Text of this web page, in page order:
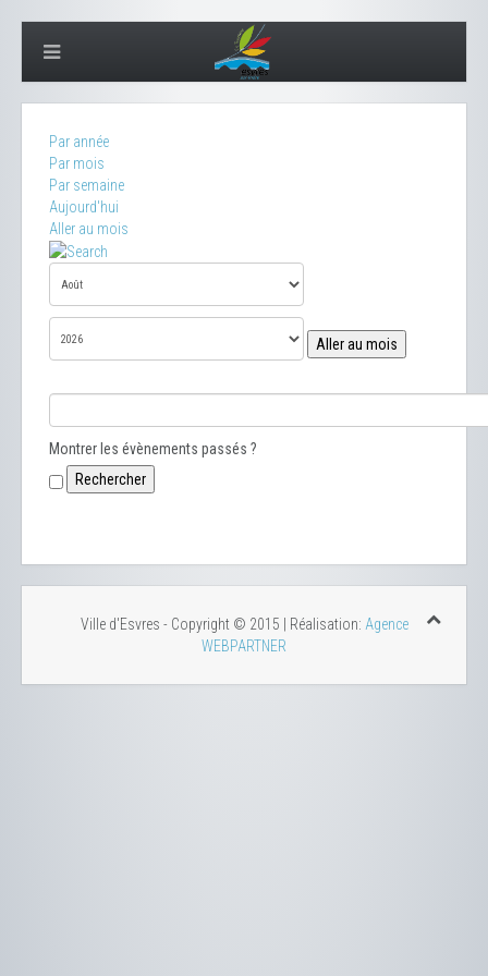
Par année
Par mois
Par semaine
Aujourd'hui
Aller au mois
Aller au mois
Montrer les évènements passés ?
Ville d'Esvres - Copyright © 2015 | Réalisation: Agence
WEBPARTNER